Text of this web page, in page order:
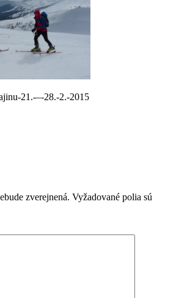
21.-–-28.-2.-2015
zverejnená. Vyžadované polia sú